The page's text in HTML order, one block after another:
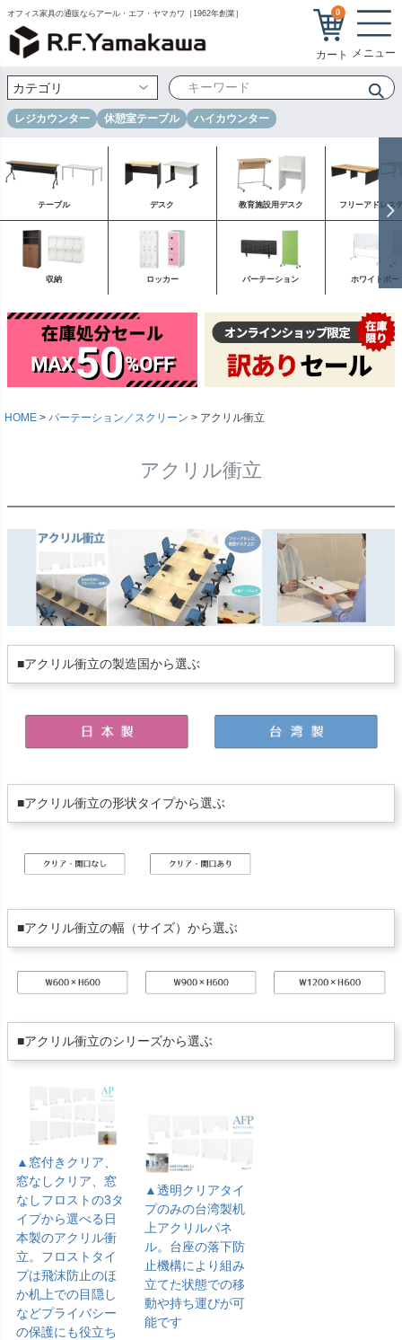
オフィス家具の通販ならアール・エフ・ヤマカワ［1962年創業］ 0
レジカウンター 休憩室テーブル ハイカウンター
テーブル デスク 教育施設用デスク フリーアドレス
収納 ロッカー パーテーション ホワイトボー
HOME パーテーション／スクリーン アクリル衝立
アクリル衝立
■アクリル衝立の製造国から選ぶ
■アクリル衝立の形状タイプから選ぶ
■アクリル衝立の幅（サイズ）から選ぶ
■アクリル衝立のシリーズから選ぶ
▲窓付きクリア、
窓なしクリア、窓
なしフロストの3タ
イプから選べる日
本製のアクリル衝
立。フロストタイ
プは飛沫防止のほ
か机上での目隠し
などプライバシー
の保護にも役立ち
▲透明クリアタイ
プのみの台湾製机
上アクリルパネ
ル。台座の落下防
止機構により組み
立てた状態での移
動や持ち運びが可
能です